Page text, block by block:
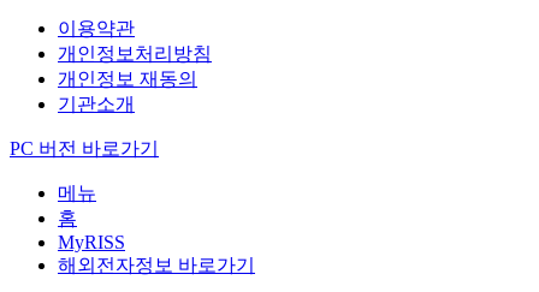
이용약관
개인정보처리방침
개인정보 재동의
기관소개
PC 버전 바로가기
메뉴
홈
MyRISS
해외전자정보 바로가기